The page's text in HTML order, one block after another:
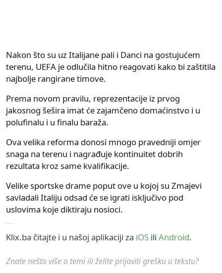
Nakon što su uz Italijane pali i Danci na gostujućem
terenu, UEFA je odlučila hitno reagovati kako bi zaštitila
najbolje rangirane timove.
Prema novom pravilu, reprezentacije iz prvog
jakosnog šešira imat će zajamčeno domaćinstvo i u
polufinalu i u finalu baraža.
Ova velika reforma donosi mnogo pravedniji omjer
snaga na terenu i nagrađuje kontinuitet dobrih
rezultata kroz same kvalifikacije.
Velike sportske drame poput ove u kojoj su Zmajevi
savladali Italiju odsad će se igrati isključivo pod
uslovima koje diktiraju nosioci.
Klix.ba čitajte i u našoj aplikaciji za iOS ili Android.
Znate nešto više o temi ili želite prijaviti grešku u tekstu?